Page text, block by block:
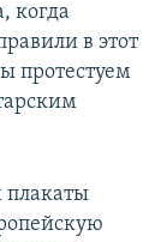
когда
в этот
протестуем
плакаты